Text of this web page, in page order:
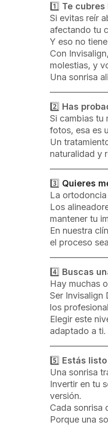
1️⃣ Te
Si evitas reír
afectando tu
Y eso no
Con
molestias, y
Una sonrisa
2️⃣ Has
Si cambias tu
fotos, esa es
Un
naturalidad y
3️⃣ Quieres
La
Los
mantener tu
En nuestra
el proceso
4️⃣ Buscas
Hay muchas
Ser Invisalign
los
Elegir este
adaptado a ti.
5️⃣ Estás
Una sonrisa
Invertir en tu
versión.
Cada sonrisa
Porque una